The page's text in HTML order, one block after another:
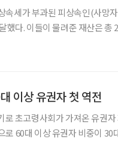
속세가 부과된 피상속인(사망
했다. 이들이 물려준 재산은 총
이상 유권자 첫 역전
초고령사회가 가져온 유권
로 60대 이상 유권자 비중이 30